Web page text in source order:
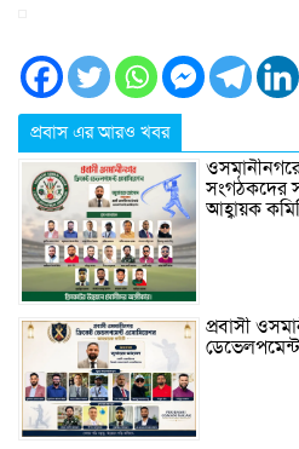
প্রবাস এর আরও খবর
সংগঠকদের
আহ্বায়ক
প্রবাসী